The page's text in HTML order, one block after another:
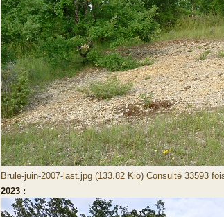
Brule-juin-2007-last.jpg (133.82 Kio) Consulté 33593
2023 :